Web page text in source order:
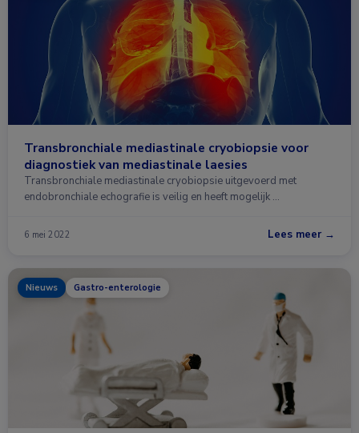
Transbronchiale mediastinale cryobiopsie voor
diagnostiek van mediastinale laesies
Transbronchiale mediastinale cryobiopsie uitgevoerd met
endobronchiale echografie is veilig en heeft mogelijk …
6 mei 2022 Lees meer →
Nieuws Gastro-enterologie